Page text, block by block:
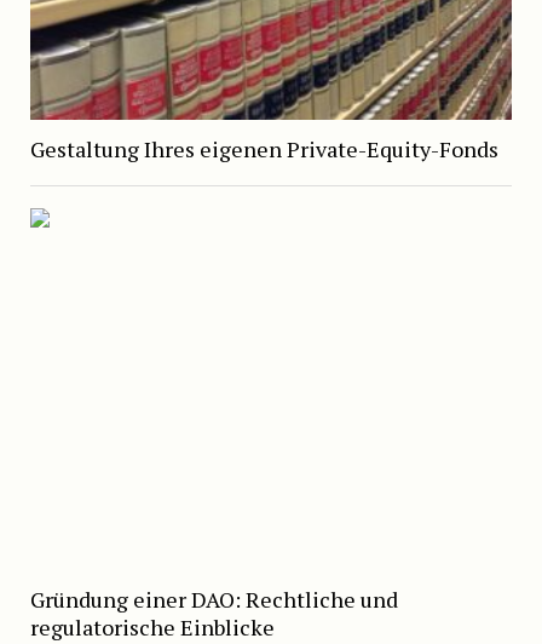
Gestaltung Ihres eigenen Private-Equity-Fonds
Gründung einer DAO: Rechtliche und
regulatorische Einblicke